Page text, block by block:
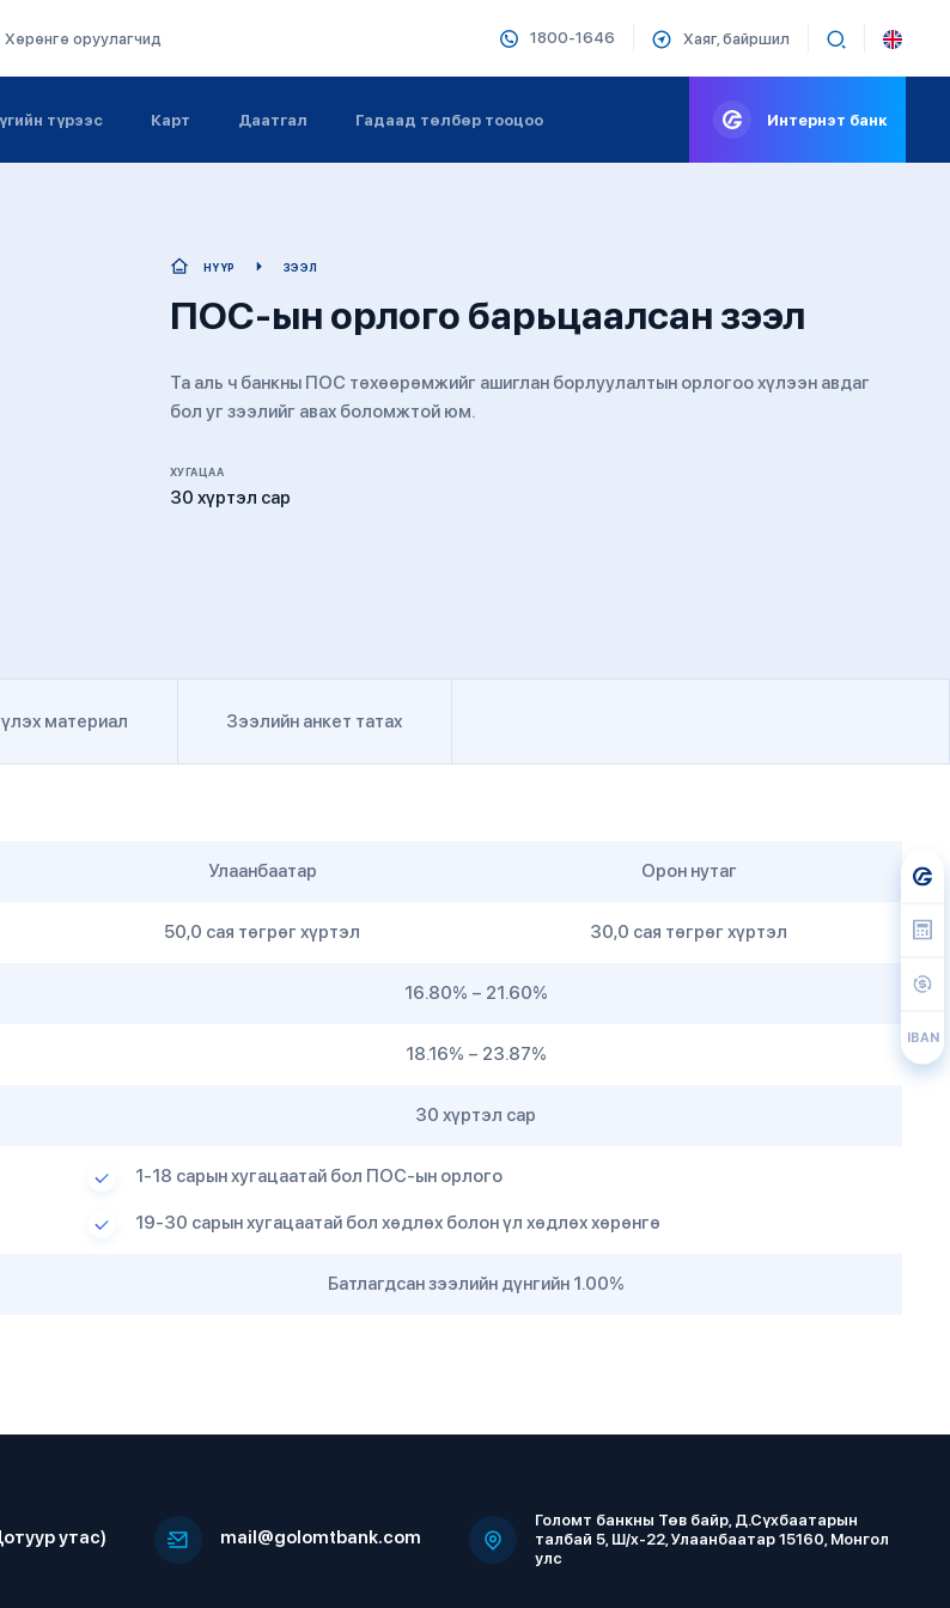
Хөрөнгө оруулагчид 1800-1646 Хаяг, байршил
түрээс Карт Даатгал Гадаад төлбөр тооцоо Интернэт банк
НҮҮР ЗЭЭЛ
ПОС-ын орлого барьцаалсан зээл
Та аль ч банкны ПОС төхөөрөмжийг ашиглан борлуулалтын орлогоо хүлээн авдаг
бол уг зээлийг авах боломжтой юм.
ХУГАЦАА
30 хүртэл сар
материал Зээлийн анкет татах
Улаанбаатар Орон нутаг
50,0 сая төгрөг хүртэл 30,0 сая төгрөг хүртэл
16.80% – 21.60%
18.16% – 23.87%
30 хүртэл сар
1-18 сарын хугацаатай бол ПОС-ын орлого
19-30 сарын хугацаатай бол хөдлөх болон үл хөдлөх хөрөнгө
Батлагдсан зээлийн дүнгийн 1.00%
IBAN
утас) mail@golomtbank.com
Голомт банкны Төв байр, Д.Сүхбаатарын
талбай 5, Ш/х-22, Улаанбаатар 15160, Монгол
улс